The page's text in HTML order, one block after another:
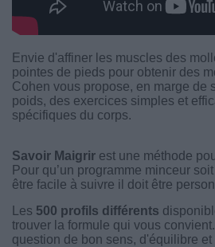
Envie d'affiner les muscles des
pointes de pieds pour obtenir des
Cohen vous propose, en marge de
poids, des exercices simples et
spécifiques du corps.
Savoir Maigrirest une méthode
Pour qu’un programme minceur
être facile à suivre il doit être
Les 500 profils différents
trouver la formule qui vous convient.
question de bon sens, d'équilibre et